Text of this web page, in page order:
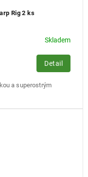
Rig 2 ks
Skladem
Detail
a superostrým